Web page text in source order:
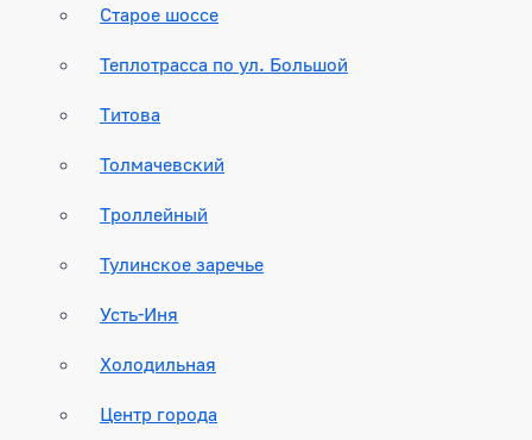
Старое шоссе
Теплотрасса по ул. Большой
Титова
Толмачевский
Троллейный
Тулинское заречье
Усть-Иня
Холодильная
Центр города